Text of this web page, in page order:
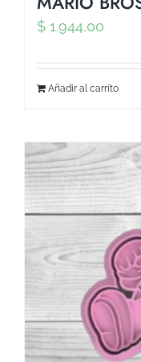
$ 1.944,00
Añadir al carrito